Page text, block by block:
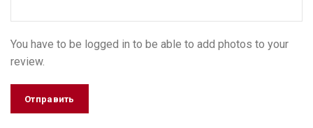
You have to be logged in to be able to add photos to your
review.